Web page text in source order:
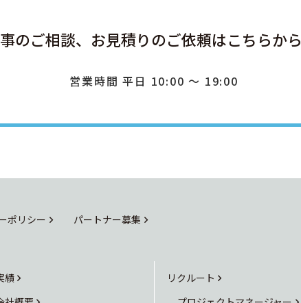
のご相談、お見積りのご依頼はこちらから
営業時間 平日 10:00 ～ 19:00
ポリシー パートナー募集
績
リクルート